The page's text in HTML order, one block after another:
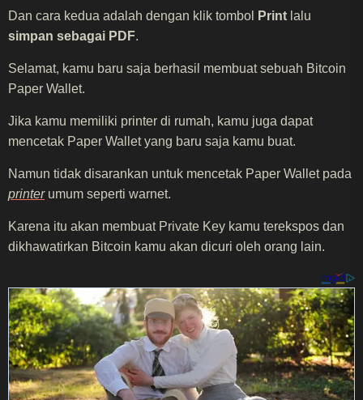
Dan cara kedua adalah dengan klik tombol Print lalu
simpan sebagai PDF.
Selamat, kamu baru saja berhasil membuat sebuah Bitcoin
Paper Wallet.
Jika kamu memiliki printer di rumah, kamu juga dapat
mencetak Paper Wallet yang baru saja kamu buat.
Namun tidak disarankan untuk mencetak Paper Wallet pada
printerumum seperti warnet.
Karena itu akan membuat Private Key kamu terekspos dan
dikhawatirkan Bitcoin kamu akan dicuri oleh orang lain.